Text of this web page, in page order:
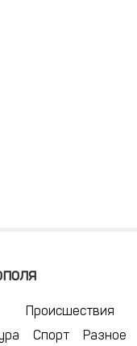
Происшествия
Спорт Разное